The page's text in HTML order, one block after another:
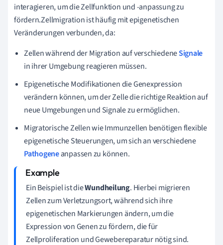
interagieren, um die Zellfunktion und -anpassung zu
fördern.Zellmigration ist häufig mit epigenetischen
Veränderungen verbunden, da:
Zellen während der Migration auf verschiedeneSignale
in ihrer Umgebung reagieren müssen.
Epigenetische Modifikationen die Genexpression
verändern können, um der Zelle die richtige Reaktion auf
neue Umgebungen und Signale zu ermöglichen.
Migratorische Zellen wie Immunzellen benötigen flexible
epigenetische Steuerungen, um sich an verschiedene
Pathogeneanpassen zu können.
Ein Beispiel ist dieWundheilung. Hierbei migrieren
Zellen zum Verletzungsort, während sich ihre
epigenetischen Markierungen ändern, um die
Expression von Genen zu fördern, die für
Zellproliferation und Gewebereparatur nötig sind.